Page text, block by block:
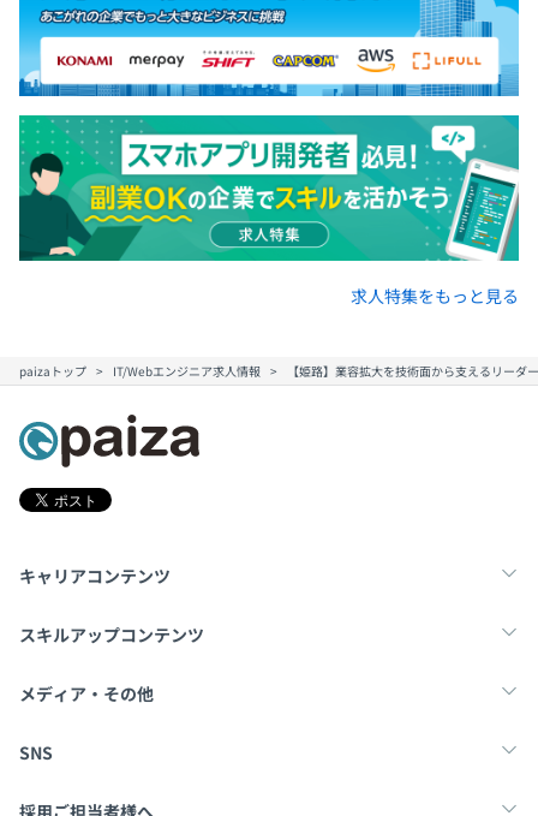
求人特集をもっと見る
paizaトップ IT/Webエンジニア求人情報 【姫路】業容拡大を技術面から支えるリーダ
キャリアコンテンツ
転職・キャリア
スキルアップコンテンツ
学習
メディア・その他
Tech Team Journal
SNS
X